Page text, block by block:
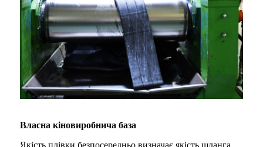
Власна кіновиробнича база
Якість плівки безпосередньо визначає якість шланга.